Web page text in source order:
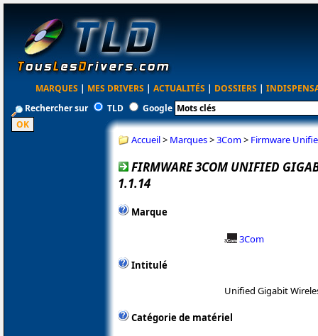
MARQUES | MES DRIVERS | ACTUALITÉS | DOSSIERS |
Rechercher sur
TLD Google
Accueil> Marques>3Com> Firmware
FIRMWARE 3COM UNIFIED
1.1.14
Marque
3Com
Intitulé
Unified Gigabit
Catégorie de matériel